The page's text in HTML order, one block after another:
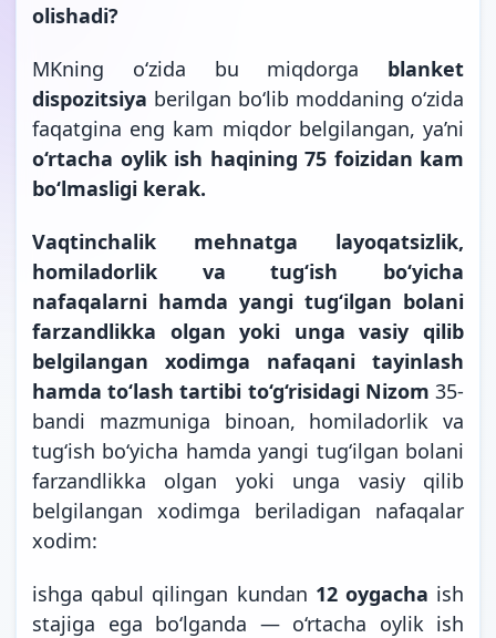
olishadi?
MKning o‘zida bu miqdorga blanket
dispozitsiya berilgan bo‘lib moddaning o‘zida
faqatgina eng kam miqdor belgilangan, ya’ni
o‘rtacha oylik ish haqining 75 foizidan kam
bo‘lmasligi kerak.
Vaqtinchalik mehnatga layoqatsizlik,
homiladorlik va tug‘ish bo‘yicha
nafaqalarni hamda yangi tug‘ilgan bolani
farzandlikka olgan yoki unga vasiy qilib
belgilangan xodimga nafaqani tayinlash
hamda to‘lash tartibi to‘g‘risidagi Nizom 35-
bandi mazmuniga binoan, homiladorlik va
tug‘ish bo‘yicha hamda yangi tug‘ilgan bolani
farzandlikka olgan yoki unga vasiy qilib
belgilangan xodimga beriladigan nafaqalar
xodim:
ishga qabul qilingan kundan 12 oygacha ish
stajiga ega bo‘lganda — o‘rtacha oylik ish